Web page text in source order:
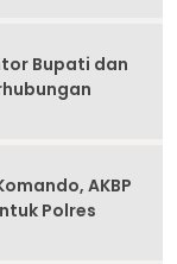
Bupati dan
AKBP
Polres